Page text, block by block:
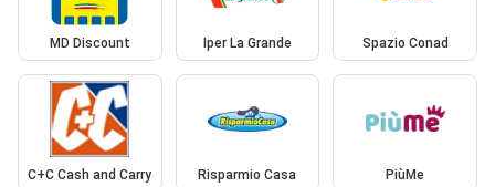
MD Discount Iper La Grande Spazio Conad
C+C Cash and Carry Risparmio Casa PiùMe